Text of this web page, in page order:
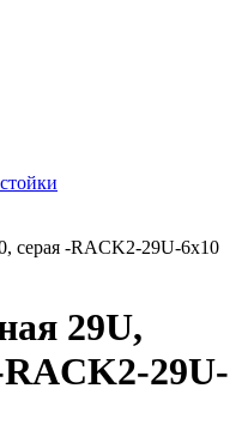
серая -RACK2-29U-6x10
29U,
RACK2-29U-